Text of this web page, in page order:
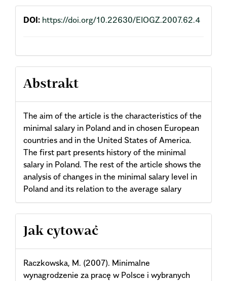
DOI: https://doi.org/10.22630/EIOGZ.2007.62.4
Abstrakt
The aim of the article is the characteristics of the
minimal salary in Poland and in chosen European
countries and in the United States of America.
The first part presents history of the minimal
salary in Poland. The rest of the article shows the
analysis of changes in the minimal salary level in
Poland and its relation to the average salary
Article
Details
Jak cytować
Raczkowska, M. (2007). Minimalne
wynagrodzenie za pracę w Polsce i wybranych